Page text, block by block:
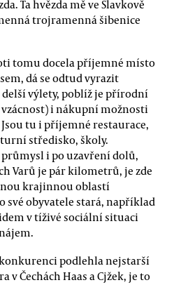
Ta hvězda mě ve Slavkově
trojramenná šibenice
tomu docela příjemné místo
dá se odtud vyrazit
výlety, poblíž je přírodní
i nákupní možnosti
tu i příjemné restaurace,
středisko, školy.
průmysl i po uzavření dolů,
Varů je pár kilometrů, je zde
krajinnou oblastí
své obyvatele stará, například
v tíživé sociální situaci
podlehla nejstarší
Čechách Haas a Cjžek, je to